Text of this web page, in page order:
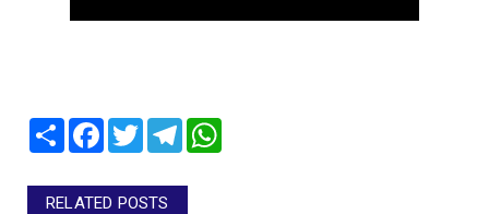
Share Facebook
TwitterTelegram
RELATED POSTS